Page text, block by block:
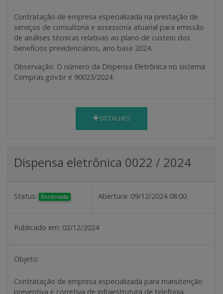
Contratação de empresa especializada na prestação de
serviços de consultoria e assessoria atuarial para emissão
de análises técnicas relativas ao plano de custeio dos
benefícios previdenciários, ano base 2024.
Observação: O número da Dispensa Eletrônica no sistema
Compras.gov.br é 90023/2024.
DETALHES
Dispensa eletrônica 0022 / 2024
Status: Encerrada Abertura: 09/12/2024 08:00
Publicado em: 02/12/2024
Objeto:
Contratação de empresa especializada para manutenção
preventiva e corretiva de infraestrutura de telefonia.